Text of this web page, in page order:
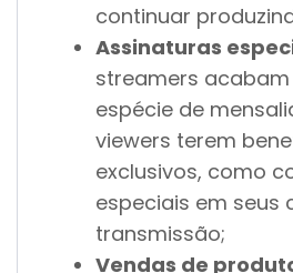
continuar
Assinaturas
streamers
espécie de
viewers terem
exclusivos, como
especiais em seus
transmissão;
Vendas de